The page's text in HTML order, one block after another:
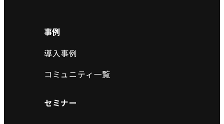
事例
導入事例
コミュニティ一覧
セミナー